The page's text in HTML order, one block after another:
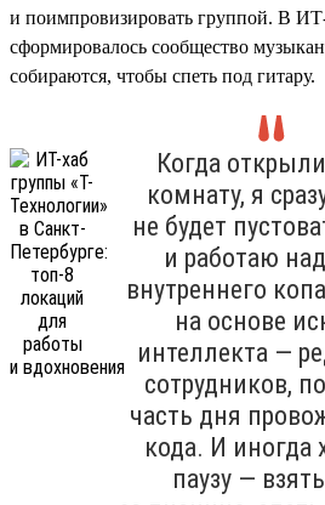
и поимпровизировать группой. В
сформировалось сообщество
собираются, чтобы спеть под гитару.
Когда
комнату, я
не будет
и работаю
внутреннего
на основе
интеллекта —
сотрудников,
часть дня
кода. И иногда
паузу —